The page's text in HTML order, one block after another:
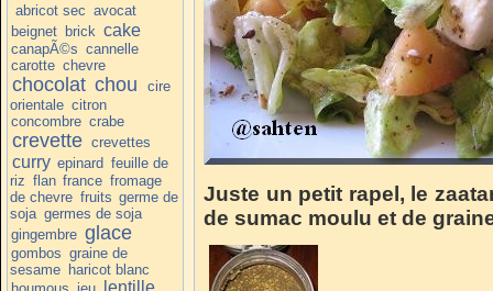
abricot sec avocat
beignet brick cake
canapÃ©s cannelle
carotte chevre
chocolat chou
cire
orientale citron
concombre crabe
crevette crevettes
curry epinard feuille de
riz flan france fromage
de chevre fruits germe de
soja germes de soja
gingembre glace
gombos graine de
sesame haricot blanc
lentille
Juste un petit rapel, le
de sumac moulu et de